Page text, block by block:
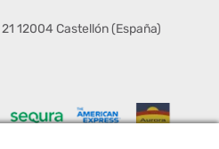
12004 Castellón (España)